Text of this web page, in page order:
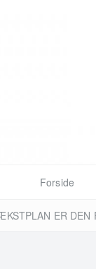
Forside
ER